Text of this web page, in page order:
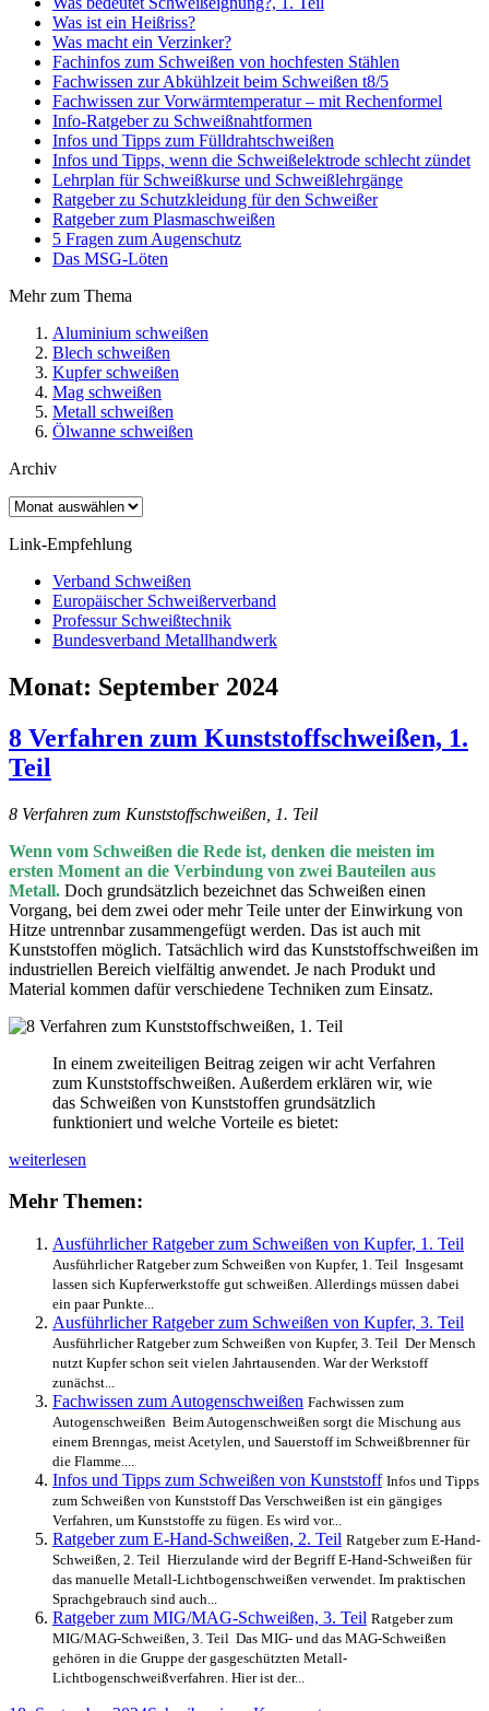
Was ist ein Heißriss?
Was macht ein Verzinker?
Fachinfos zum Schweißen von hochfesten Stählen
Fachwissen zur Abkühlzeit beim Schweißen t8/5
Fachwissen zur Vorwärmtemperatur – mit Rechenformel
Info-Ratgeber zu Schweißnahtformen
Infos und Tipps zum Fülldrahtschweißen
Infos und Tipps, wenn die Schweißelektrode schlecht zündet
Lehrplan für Schweißkurse und Schweißlehrgänge
Ratgeber zu Schutzkleidung für den Schweißer
Ratgeber zum Plasmaschweißen
5 Fragen zum Augenschutz
Das MSG-Löten
Mehr zum Thema
Aluminium schweißen
Blech schweißen
Kupfer schweißen
Mag schweißen
Metall schweißen
Ölwanne schweißen
Archiv
Archiv
Link-Empfehlung
Verband Schweißen
Europäischer Schweißerverband
Professur Schweißtechnik
Bundesverband Metallhandwerk
Monat: September 2024
8 Verfahren zum Kunststoffschweißen, 1.
Teil
8 Verfahren zum Kunststoffschweißen, 1. Teil
Wenn vom Schweißen die Rede ist, denken die meisten im
ersten Moment an die Verbindung von zwei Bauteilen aus
Metall. Doch grundsätzlich bezeichnet das Schweißen einen
Vorgang, bei dem zwei oder mehr Teile unter der Einwirkung von
Hitze untrennbar zusammengefügt werden. Das ist auch mit
Kunststoffen möglich. Tatsächlich wird das Kunststoffschweißen im
industriellen Bereich vielfältig anwendet. Je nach Produkt und
Material kommen dafür verschiedene Techniken zum Einsatz.
In einem zweiteiligen Beitrag zeigen wir acht Verfahren
zum Kunststoffschweißen. Außerdem erklären wir, wie
das Schweißen von Kunststoffen grundsätzlich
funktioniert und welche Vorteile es bietet:
8
zum
weiterlesen
Mehr Themen:
Ausführlicher Ratgeber zum Schweißen von Kupfer, 1. Teil
Ausführlicher Ratgeber zum Schweißen von Kupfer, 1. Teil Insgesamt
lassen sich Kupferwerkstoffe gut schweißen. Allerdings müssen dabei
ein paar Punkte...
Ausführlicher Ratgeber zum Schweißen von Kupfer, 3. Teil
Ausführlicher Ratgeber zum Schweißen von Kupfer, 3. Teil Der Mensch
nutzt Kupfer schon seit vielen Jahrtausenden. War der Werkstoff
zunächst...
Fachwissen zum Autogenschweißen Fachwissen zum
Autogenschweißen Beim Autogenschweißen sorgt die Mischung aus
einem Brenngas, meist Acetylen, und Sauerstoff im Schweißbrenner für
die Flamme....
Infos und Tipps zum Schweißen von Kunststoff Infos und Tipps
zum Schweißen von Kunststoff Das Verschweißen ist ein gängiges
Verfahren, um Kunststoffe zu fügen. Es wird vor...
Ratgeber zum E-Hand-Schweißen, 2. Teil Ratgeber zum E-Hand-
Schweißen, 2. Teil Hierzulande wird der Begriff E-Hand-Schweißen für
das manuelle Metall-Lichtbogenschweißen verwendet. Im praktischen
Sprachgebrauch sind auch...
Ratgeber zum MIG/MAG-Schweißen, 3. Teil Ratgeber zum
MIG/MAG-Schweißen, 3. Teil Das MIG- und das MAG-Schweißen
gehören in die Gruppe der gasgeschützten Metall-
Lichtbogenschweißverfahren. Hier ist der...